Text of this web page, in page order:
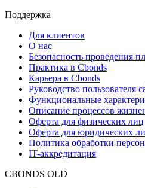
Поддержка
Для клиентов
О нас
Безопасность проведения
Практика в Cbonds
Карьера в Cbonds
Руководство пользователя
Функциональные
Описание процессов
Оферта для физических лиц
Оферта для юридических
Политика обработки
IT-аккредитация
CBONDS OLD